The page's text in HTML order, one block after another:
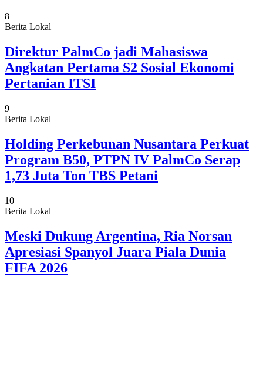
8
Berita Lokal
Direktur PalmCo jadi Mahasiswa
Angkatan Pertama S2 Sosial Ekonomi
Pertanian ITSI
9
Berita Lokal
Holding Perkebunan Nusantara Perkuat
Program B50, PTPN IV PalmCo Serap
1,73 Juta Ton TBS Petani
10
Berita Lokal
Meski Dukung Argentina, Ria Norsan
Apresiasi Spanyol Juara Piala Dunia
FIFA 2026